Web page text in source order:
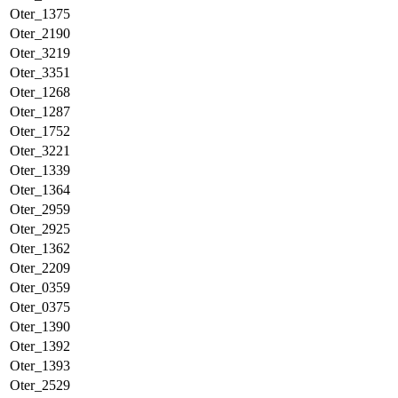
Oter_1375
Oter_2190
Oter_3219
Oter_3351
Oter_1268
Oter_1287
Oter_1752
Oter_3221
Oter_1339
Oter_1364
Oter_2959
Oter_2925
Oter_1362
Oter_2209
Oter_0359
Oter_0375
Oter_1390
Oter_1392
Oter_1393
Oter_2529